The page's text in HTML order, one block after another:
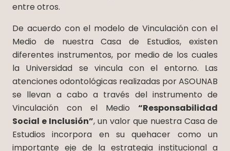
entre otros.
De acuerdo con el modelo de Vinculación con el
Medio de nuestra Casa de Estudios, existen
diferentes instrumentos, por medio de los cuales
la Universidad se vincula con el entorno. Las
atenciones odontológicas realizadas por ASOUNAB
se llevan a cabo a través del instrumento de
Vinculación con el Medio “Responsabilidad
Social e Inclusión”, un valor que nuestra Casa de
Estudios incorpora en su quehacer como un
importante eje de la estrategia institucional a